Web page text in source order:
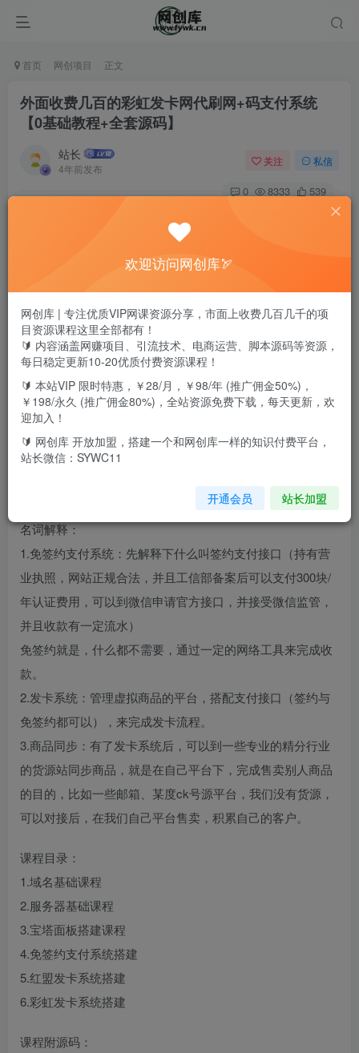
首页 网创项目 正文
外面收费几百的彩虹发卡网代刷网+码支付系统
【0基础教程+全套源码】
站长
4年前发布
关注 私信
0 8333 539
售卖虚拟资源项目基本上是一本万利，是一个不错的被动收
入项目。但要想被动除产品属性外，还需要有强大的、完善
的、稳定的系统支持。
课程包含了从0开始学习搭建，只要按视频抄都可以完成。课
名词解释：
1.免签约支付系统：先解释下什么叫签约支付接口（持有营
业执照，网站正规合法，并且工信部备案后可以支付300块/
年认证费用，可以到微信申请官方接口，并接受微信监管，
并且收款有一定流水）
免签约就是，什么都不需要，通过一定的网络工具来完成收
款。
2.发卡系统：管理虚拟商品的平台，搭配支付接口（签约与
免签约都可以），来完成发卡流程。
3.商品同步：有了发卡系统后，可以到一些专业的精分行业
的货源站同步商品，就是在自己平台下，完成售卖别人商品
的目的，比如一些邮箱、某度ck号源平台，我们没有货源，
可以对接后，在我们自己平台售卖，积累自己的客户。
课程目录：
1.域名基础课程
2.服务器基础课程
3.宝塔面板搭建课程
4.免签约支付系统搭建
5.红盟发卡系统搭建
6.彩虹发卡系统搭建
课程附源码：
欢迎访问网创库🏹
网创库 | 专注优质VIP网课资源分享，市面上收费几百几千的项
目资源课程这里全部都有！
🔰 内容涵盖网赚项目、引流技术、电商运营、脚本源码等资源，
每日稳定更新10-20优质付费资源课程！
🔰 本站VIP 限时特惠，￥28/月，￥98/年 (推广佣金50%)，
￥198/永久 (推广佣金80%)，全站资源免费下载，每天更新，欢
迎加入！
🔰 网创库 开放加盟，搭建一个和网创库一样的知识付费平台，
站长微信：SYWC11
开通会员 站长加盟